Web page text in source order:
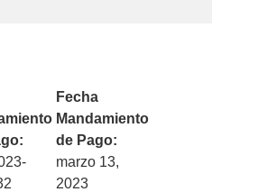
Fecha
Mandamiento
de Pago:
marzo 13,
2023